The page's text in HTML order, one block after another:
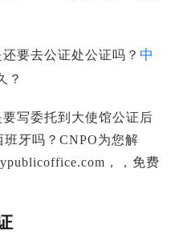
外一方签名吗？
材料
要去公证处公证吗？ 中
？
写委托到大使馆公证后
牙吗？CNPO为您解
，，免费